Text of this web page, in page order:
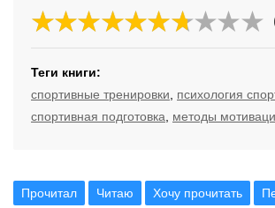
Теги книги:
спортивные тренировки
психология
спортивная подготовка
методы
Прочитал Читаю Хочу прочитать